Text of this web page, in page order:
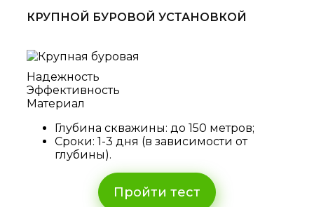
КРУПНОЙ БУРОВОЙ УСТАНОВКОЙ
Надежность
Эффективность
Материал
Глубина скважины: до 150 метров;
Сроки: 1-3 дня (в зависимости от
глубины).
Пройти тест